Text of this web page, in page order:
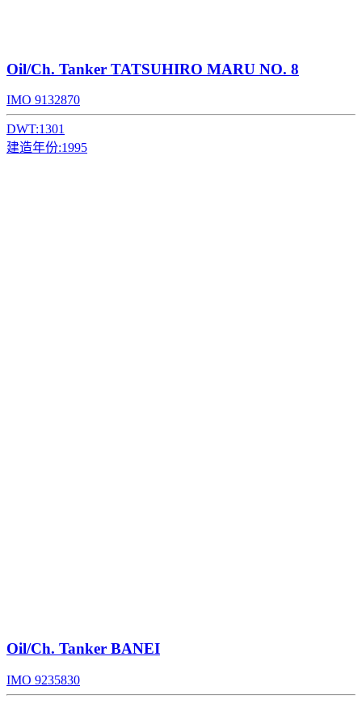
Oil/Ch. Tanker TATSUHIRO MARU NO. 8
IMO 9132870
DWT:1301
建造年份:1995
Oil/Ch. Tanker BANEI
IMO 9235830